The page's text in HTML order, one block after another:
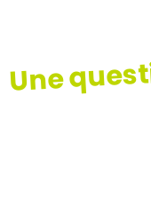
Une